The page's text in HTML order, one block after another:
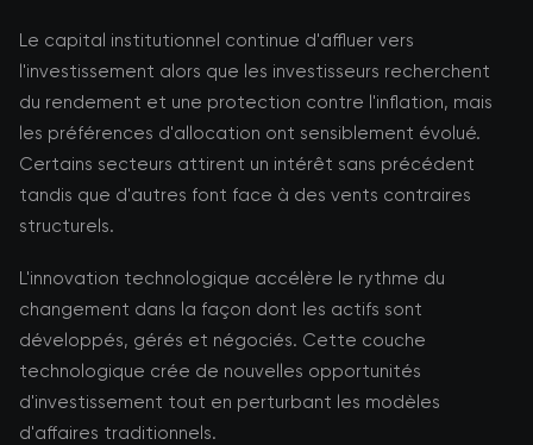
Le capital institutionnel continue d'affluer vers
l'investissement alors que les investisseurs recherchent
du rendement et une protection contre l'inflation, mais
les préférences d'allocation ont sensiblement évolué.
Certains secteurs attirent un intérêt sans précédent
tandis que d'autres font face à des vents contraires
structurels.
L'innovation technologique accélère le rythme du
changement dans la façon dont les actifs sont
développés, gérés et négociés. Cette couche
technologique crée de nouvelles opportunités
d'investissement tout en perturbant les modèles
d'affaires traditionnels.